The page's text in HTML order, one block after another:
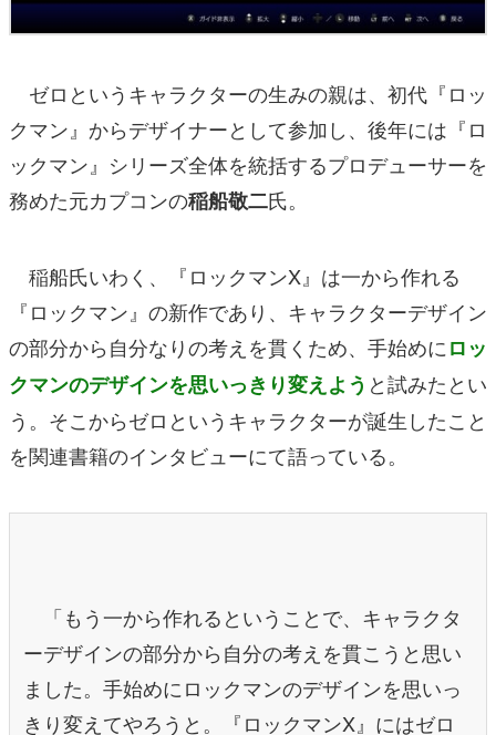
ゼロというキャラクターの生みの親は、初代『ロッ
クマン』からデザイナーとして参加し、後年には『ロ
ックマン』シリーズ全体を統括するプロデューサーを
務めた元カプコンの稲船敬二氏。
稲船氏いわく、『ロックマンX』は一から作れる
『ロックマン』の新作であり、キャラクターデザイン
の部分から自分なりの考えを貫くため、手始めにロッ
クマンのデザインを思いっきり変えよう と試みたとい
う。そこからゼロというキャラクターが誕生したこと
を関連書籍のインタビューにて語っている。
「もう一から作れるということで、キャラクタ
ーデザインの部分から自分の考えを貫こうと思い
ました。手始めにロックマンのデザインを思いっ
きり変えてやろうと。『ロックマンX』にはゼロ